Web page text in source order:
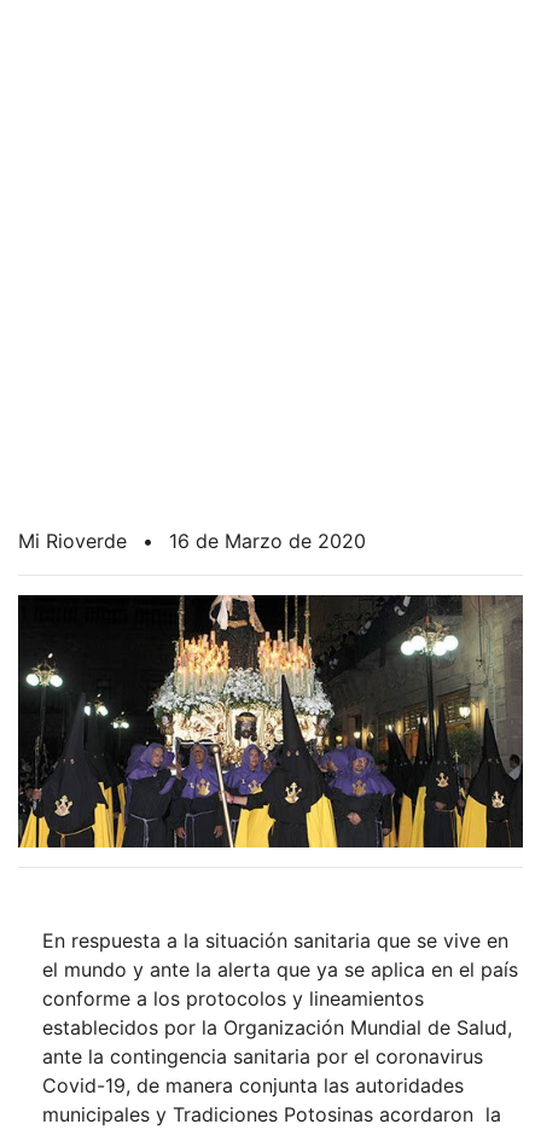
Mi Rioverde • 16 de Marzo de 2020
En respuesta a la situación sanitaria que se vive en
el mundo y ante la alerta que ya se aplica en el país
conforme a los protocolos y lineamientos
establecidos por la Organización Mundial de Salud,
ante la contingencia sanitaria por el coronavirus
Covid-19, de manera conjunta las autoridades
municipales y Tradiciones Potosinas acordaron la